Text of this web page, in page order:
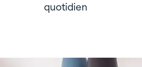
quotidien